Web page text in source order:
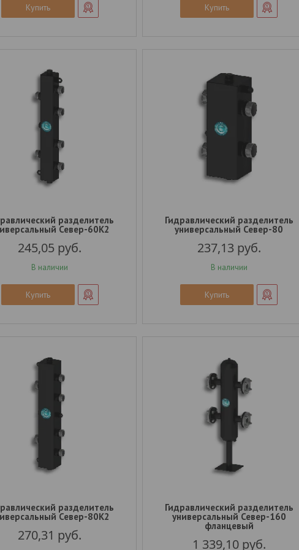
Купить Купить
разделитель
Север-60К2
245,05 руб.
В наличии
Купить
Гидравлический разделитель
универсальный Север-80
237,13 руб.
В наличии
Купить
разделитель
Север-80К2
270,31 руб.
Гидравлический разделитель
универсальный Север-160
фланцевый
1 339,10 руб.